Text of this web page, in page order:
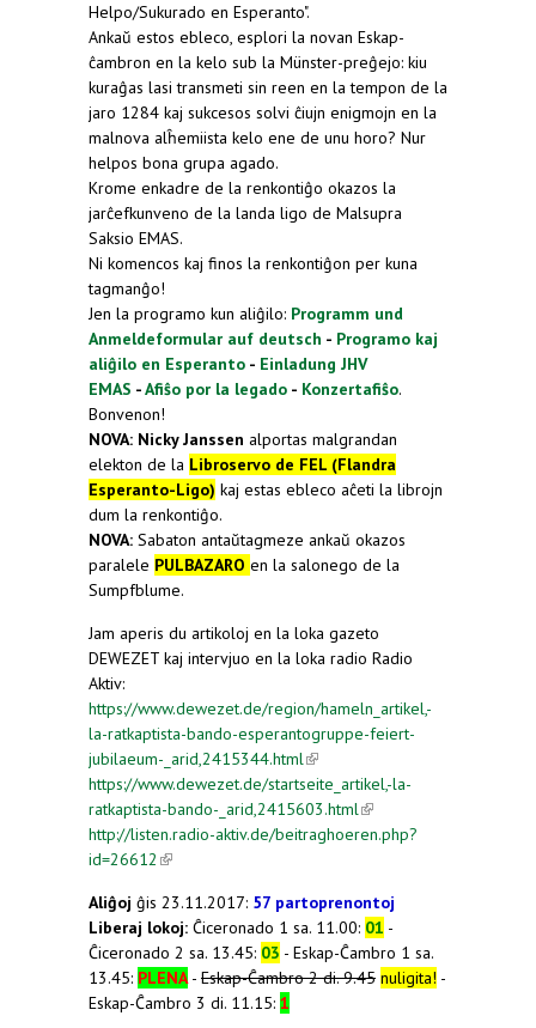
Helpo/Sukurado en Esperanto".
Ankaŭ estos ebleco, esplori la novan Eskap-
ĉambron en la kelo sub la Münster-preĝejo: kiu
kuraĝas lasi transmeti sin reen en la tempon de la
jaro 1284 kaj sukcesos solvi ĉiujn enigmojn en la
malnova alĥemiista kelo ene de unu horo? Nur
helpos bona grupa agado.
Krome enkadre de la renkontiĝo okazos la
jarĉefkunveno de la landa ligo de Malsupra
Saksio EMAS.
Ni komencos kaj finos la renkontiĝon per kuna
tagmanĝo!
Jen la programo kun aliĝilo: Programm und
Anmeldeformular auf deutsch - Programo kaj
aliĝilo en Esperanto - Einladung JHV
EMAS -Afiŝo por la legado - Konzertafiŝo.
Bonvenon!
NOVA: Nicky Janssen alportas malgrandan
elekton de la Libroservo de FEL (Flandra
Esperanto-Ligo) kaj estas ebleco aĉeti la librojn
dum la renkontiĝo.
NOVA: Sabaton antaŭtagmeze ankaŭ okazos
paralele PULBAZARO en la salonego de la
Sumpfblume.
Jam aperis du artikoloj en la loka gazeto
DEWEZET kaj intervjuo en la loka radio Radio
Aktiv:
https://www.dewezet.de/region/hameln_artikel,-
la-ratkaptista-bando-esperantogruppe-feiert-
jubilaeum-_arid,2415344.html(link is external)
https://www.dewezet.de/startseite_artikel,-la-
ratkaptista-bando-_arid,2415603.html(link is
external)
http://listen.radio-aktiv.de/beitraghoeren.php?
id=26612 (link is external)
Aliĝoj ĝis 23.11.2017: 57 partoprenontoj
Liberaj lokoj: Ĉiceronado 1 sa. 11.00: 01 -
Ĉiceronado 2 sa. 13.45: 03 - Eskap-Ĉambro 1 sa.
13.45: PLENA- Eskap-Ĉambro 2 di. 9.45 nuligita! -
Eskap-Ĉambro 3 di. 11.15: 1